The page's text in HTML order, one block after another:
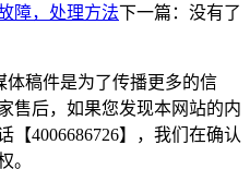
障，处理方法​下一篇：没有了
稿件是为了传播更多的信
售后，如果您发现本网站的内
【4006686726】，我们在确认
。